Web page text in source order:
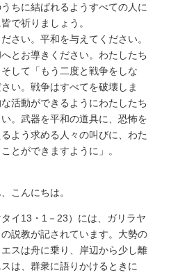
ちに結ばれるようすべての人に
で祈りましょう。
さい。平和を与えてください。
とお導きください。わたしたち
して「もう二度と戦争をしな
い。戦争はすべてを破壊しま
活動ができるようにわたしたち
。武器を平和の道具に、恐怖を
よう求める人々の叫びに、わた
とができますように」。
こんにちは。
イ13・1－23）には、ガリラヤ
説教が記されています。大勢の
スは舟に乗り、岸辺から少し離
は、群衆に語りかけるときに